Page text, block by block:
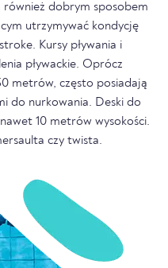
dobrym sposobem
utrzymywać kondycję
Kursy pływania i
pływackie. Oprócz
metrów, często posiadają
do nurkowania. Deski do
10 metrów wysokości.
czy twista.